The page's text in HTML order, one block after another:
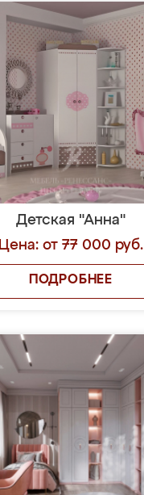
Детская "Анна"
Цена: от 77 000 руб.
ПОДРОБНЕЕ